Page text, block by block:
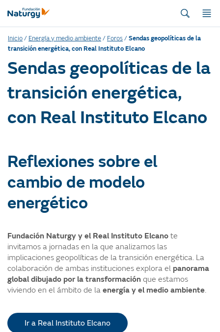
Inicio/ Energía y medio ambiente/ Foros/Sendas geopolíticas de la
transición energética, con Real Instituto Elcano
Sendas geopolíticas de la
transición energética,
con Real Instituto Elcano
Reflexiones sobre el
cambio de modelo
energético
Fundación Naturgy y el Real Instituto Elcano te
invitamos a jornadas en la que analizamos las
implicaciones geopolíticas de la transición energética. La
colaboración de ambas instituciones explora el panorama
global dibujado por la transformación que estamos
viviendo en el ámbito de la energía y el medio ambiente.
Ir a Real Instituto Elcano